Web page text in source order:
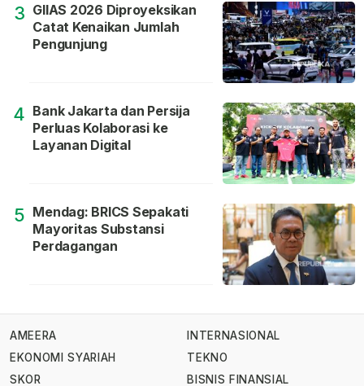
3 GIIAS 2026 Diproyeksikan
Catat Kenaikan Jumlah
Pengunjung
4 Bank Jakarta dan Persija
Perluas Kolaborasi ke
Layanan Digital
5 Mendag: BRICS Sepakati
Mayoritas Substansi
Perdagangan
AMEERA
EKONOMI SYARIAH
SKOR
INTERNASIONAL
TEKNO
BISNIS FINANSIAL